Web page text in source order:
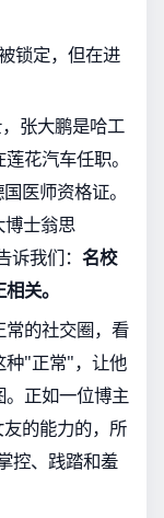
锁定，但在进
张大鹏是哈工
花汽车任职。
医师资格证。
士翁思
我们： 名校
关。
的社交圈，看
种"正常"，让他
正如一位博主
的能力的，所
控、践踏和羞